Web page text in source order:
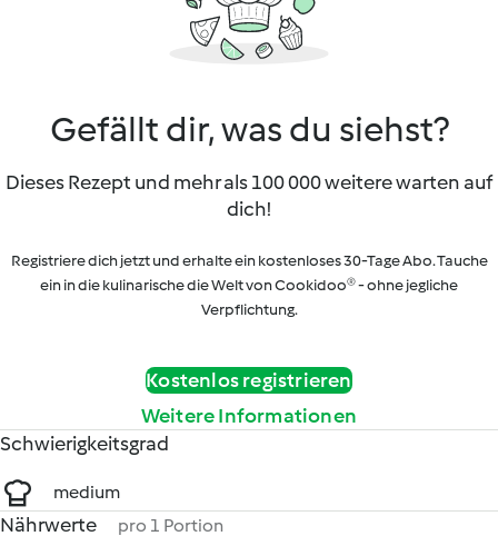
Gefällt dir, was du siehst?
Dieses Rezept und mehr als 100 000 weitere warten auf
dich!
Registriere dich jetzt und erhalte ein kostenloses 30-Tage Abo. Tauche
ein in die kulinarische die Welt von Cookidoo® - ohne jegliche
Verpflichtung.
Kostenlos registrieren
Weitere Informationen
Schwierigkeitsgrad
medium
Nährwerte pro 1 Portion